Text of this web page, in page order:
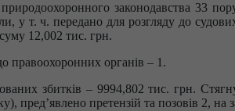
законодавства 33
у т. ч. передано для розгляду до
12,002 тис. грн.
правоохоронних органів – 1.
збитків – 9994,802 тис. грн.
пред’явлено претензій та позовів 2, на